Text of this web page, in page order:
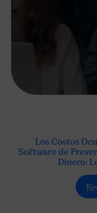
Los Costos
Software de
Dinero: